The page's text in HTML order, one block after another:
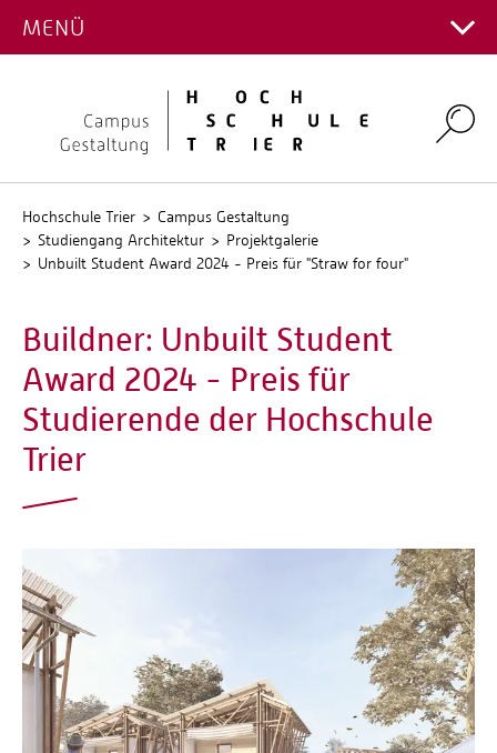
Hauptcampus
Umwelt-Campus Birkenfeld
Kontakt Fachrichtungen
Personalverzeichnis
Stellenangebote
QIS
MENÜ
Search
Hochschule Trier
Campus Gestaltung
Studiengang Architektur
Projektgalerie
Unbuilt Student Award 2024 - Preis für "Straw for four"
Buildner: Unbuilt Student
Award 2024 - Preis für
Studierende der Hochschule
Trier